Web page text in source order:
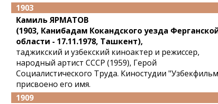
1903
Камиль ЯРМАТОВ
(1903, Канибадам Кокандского уезда
области - 17.11.1978, Ташкент),
таджикский и узбекский киноактер и режиссер,
народный артист СССР (1959), Герой
Социалистического Труда. Киностудии
присвоено его имя.
1909